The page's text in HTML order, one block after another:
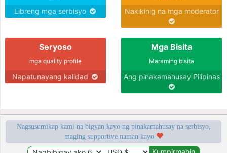
Libreng mga serbisyo Nakikinig na mga moderator
Seryoso
mga quality profile
Napatunayang kalidad
Mga Bisita
Maraming bisita
Ang pinakamahusay Pilipinas
Nagsusumikap kami na bigyan kayo ng pinakamahusay na serbisyo,
maging supportive naman kayo